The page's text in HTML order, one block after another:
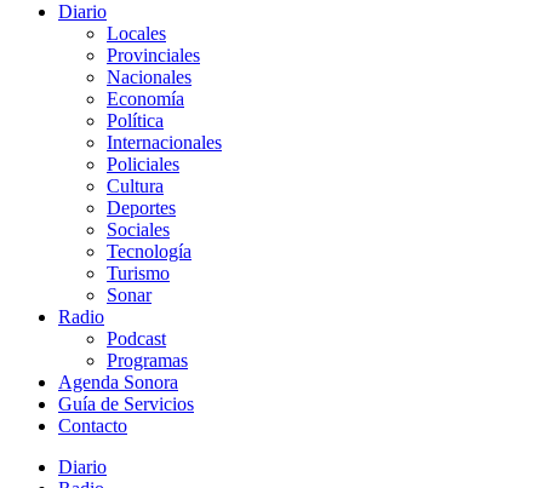
Diario
Locales
Provinciales
Nacionales
Economía
Política
Internacionales
Policiales
Cultura
Deportes
Sociales
Tecnología
Turismo
Sonar
Radio
Podcast
Programas
Agenda Sonora
Guía de Servicios
Contacto
Diario